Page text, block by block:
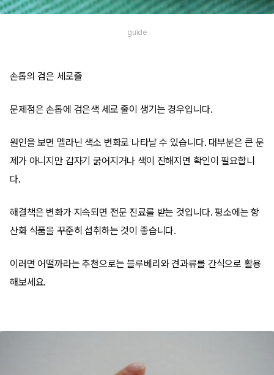
guide
손톱의 검은 세로줄
문제점은 손톱에 검은색 세로 줄이 생기는 경우입니다.
원인을 보면 멜라닌 색소 변화로 나타날 수 있습니다. 대부분은 큰 문
제가 아니지만 갑자기 굵어지거나 색이 진해지면 확인이 필요합니
다.
해결책은 변화가 지속되면 전문 진료를 받는 것입니다. 평소에는 항
산화 식품을 꾸준히 섭취하는 것이 좋습니다.
이러면 어떨까라는 추천으로는 블루베리와 견과류를 간식으로 활용
해보세요.